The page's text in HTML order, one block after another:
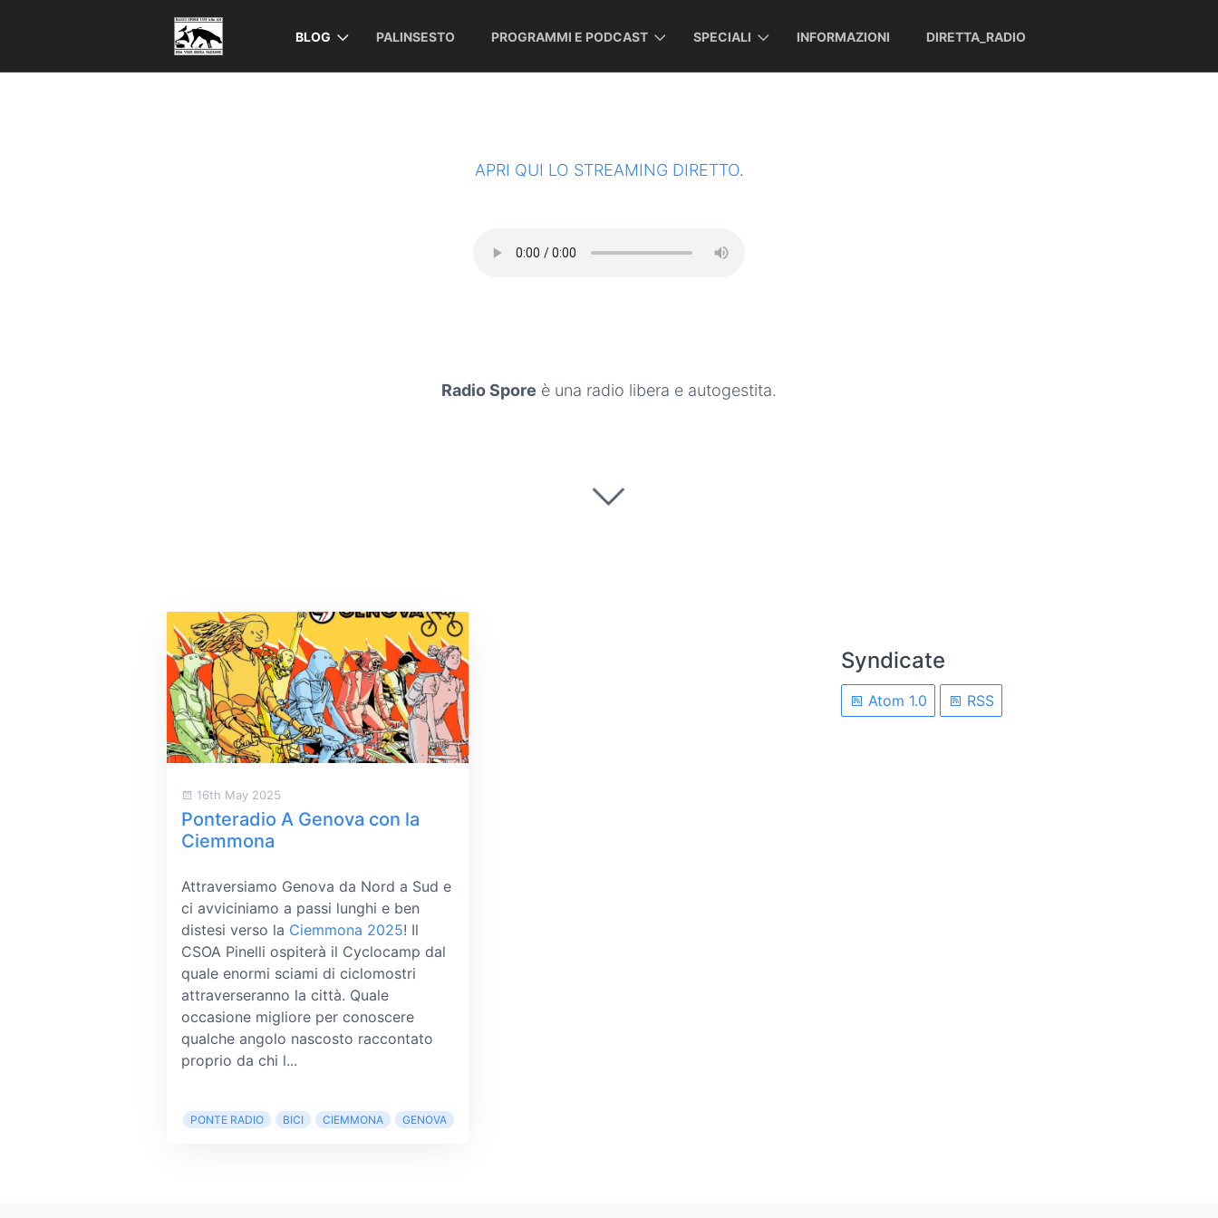
BLOG PALINSESTO PROGRAMMI E PODCAST SPECIALI INFORMAZIONI DIRETTA_RADIO
APRI QUI LO STREAMING DIRETTO.
Radio Spore è una radio libera e autogestita.
16th May 2025
Ponteradio A Genova con la
Ciemmona
Attraversiamo Genova da Nord a Sud e
ci avviciniamo a passi lunghi e ben
distesi verso la Ciemmona 2025! Il
CSOA Pinelli ospiterà il Cyclocamp dal
quale enormi sciami di ciclomostri
attraverseranno la città. Quale
occasione migliore per conoscere
qualche angolo nascosto raccontato
proprio da chi l...
PONTE RADIO BICI CIEMMONA GENOVA
Syndicate
Atom 1.0 RSS